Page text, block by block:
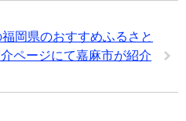
岡県のおすすめふるさと
ページにて嘉麻市が紹介